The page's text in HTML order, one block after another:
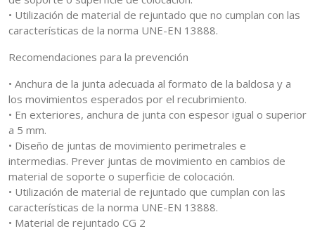
• Utilización de material de rejuntado que no cumplan con las
características de la norma UNE-EN 13888.
Recomendaciones para la prevención
• Anchura de la junta adecuada al formato de la baldosa y a
los movimientos esperados por el recubrimiento.
• En exteriores, anchura de junta con espesor igual o superior
a 5 mm.
• Diseño de juntas de movimiento perimetrales e
intermedias. Prever juntas de movimiento en cambios de
material de soporte o superficie de colocación.
• Utilización de material de rejuntado que cumplan con las
características de la norma UNE-EN 13888.
• Material de rejuntado CG 2